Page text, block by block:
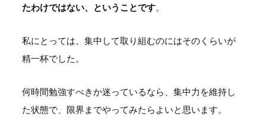
たわけではない、ということです。
私にとっては、集中して取り組むのにはそのくらいが
精一杯でした。
何時間勉強すべきか迷っているなら、集中力を維持し
た状態で、限界までやってみたらよいと思います。